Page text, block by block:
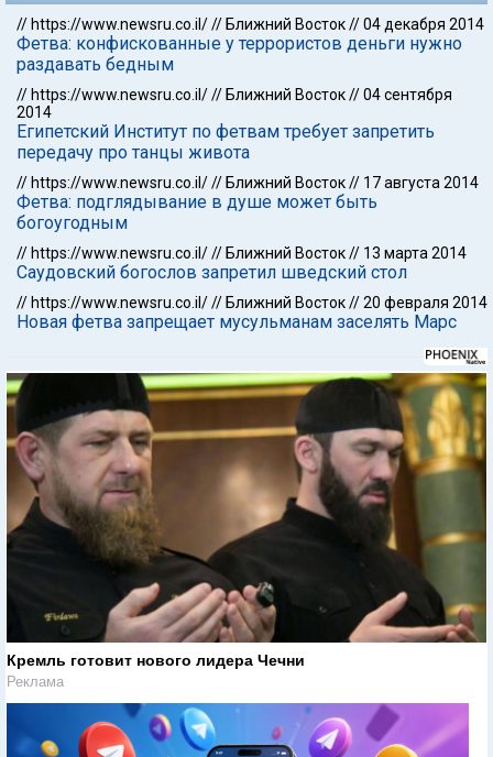
// https://www.newsru.co.il/// Ближний Восток//04 декабря 2014
Фетва: конфискованные у террористов деньги нужно
раздавать бедным
// https://www.newsru.co.il/// Ближний Восток//04 сентября
2014
Египетский Институт по фетвам требует запретить
передачу про танцы живота
// https://www.newsru.co.il/// Ближний Восток// 17 августа 2014
Фетва: подглядывание в душе может быть
богоугодным
// https://www.newsru.co.il/// Ближний Восток// 13 марта 2014
Саудовский богослов запретил шведский стол
// https://www.newsru.co.il/// Ближний Восток//20 февраля 2014
Новая фетва запрещает мусульманам заселять Марс
Кремль готовит нового лидера Чечни
Реклама